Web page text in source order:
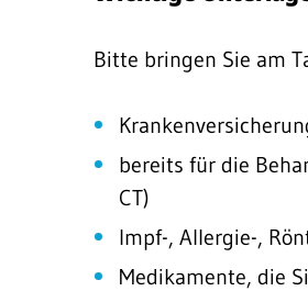
Bitte bringen Sie am
bereits für die
CT)
Impf-, Allergie-,
Medikamente, die